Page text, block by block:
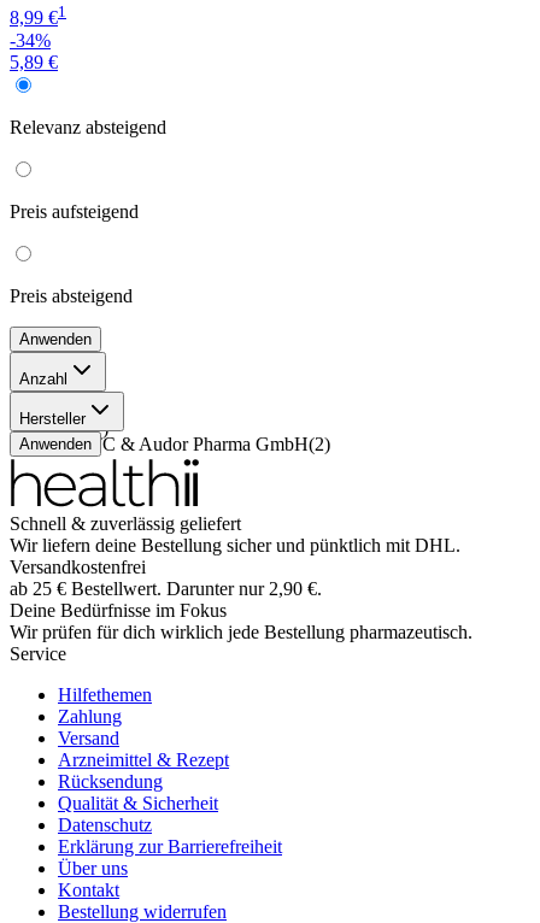
8,99 €1
-34%
5,89 €
Relevanz absteigend
Preis aufsteigend
Preis absteigend
Anwenden
Anzahl
(1 )
100 ml(1)
Hersteller
Euro OTC & Audor Pharma GmbH(2)
Anwenden
Schnell & zuverlässig geliefert
Wir liefern deine Bestellung sicher und pünktlich mit DHL.
Versandkostenfrei
ab 25 € Bestellwert. Darunter nur 2,90 €.
Deine Bedürfnisse im Fokus
Wir prüfen für dich wirklich jede Bestellung pharmazeutisch.
Service
Hilfethemen
Zahlung
Versand
Arzneimittel & Rezept
Rücksendung
Qualität & Sicherheit
Datenschutz
Erklärung zur Barrierefreiheit
Über uns
Kontakt
Bestellung widerrufen